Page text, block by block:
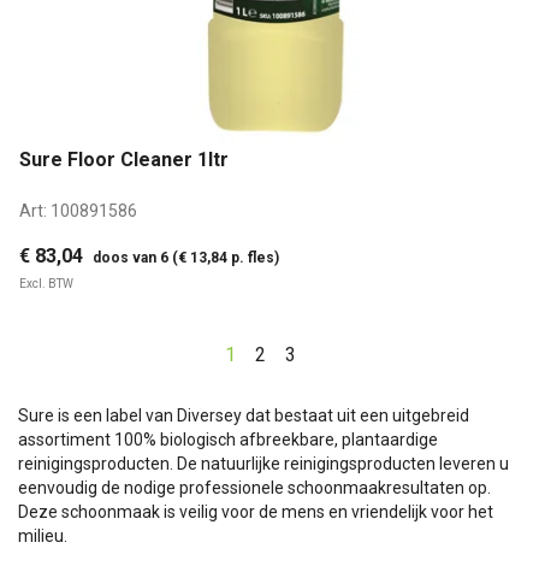
Sure Floor Cleaner 1ltr
Art: 100891586
€ 83,04 doos van 6 (€ 13,84 p. fles)
Excl. BTW
1 2 3
Sure is een label van Diversey dat bestaat uit een uitgebreid
assortiment 100% biologisch afbreekbare, plantaardige
reinigingsproducten. De natuurlijke reinigingsproducten leveren u
eenvoudig de nodige professionele schoonmaakresultaten op.
Deze schoonmaak is veilig voor de mens en vriendelijk voor het
milieu.